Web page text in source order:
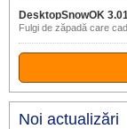
DesktopSnowOK
Fulgi de zăpadă care
Noi actualizări